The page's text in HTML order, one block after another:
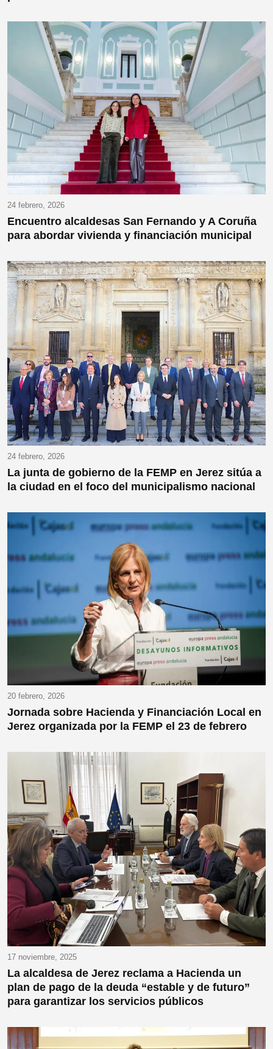
24 febrero, 2026
Encuentro alcaldesas San Fernando y A Coruña
para abordar vivienda y financiación municipal
24 febrero, 2026
La junta de gobierno de la FEMP en Jerez sitúa a
la ciudad en el foco del municipalismo nacional
20 febrero, 2026
Jornada sobre Hacienda y Financiación Local en
Jerez organizada por la FEMP el 23 de febrero
17 noviembre, 2025
La alcaldesa de Jerez reclama a Hacienda un
plan de pago de la deuda “estable y de futuro”
para garantizar los servicios públicos